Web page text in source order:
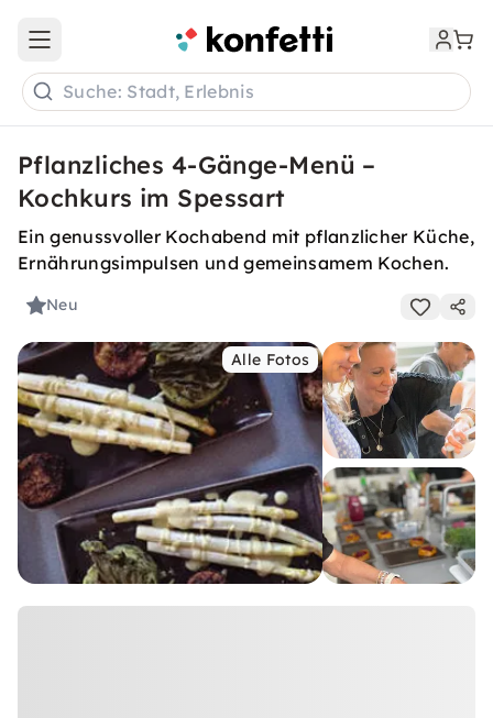
Open main menu
Suche: Stadt, Erlebnis
Pflanzliches 4-Gänge-Menü –
Kochkurs im Spessart
Ein genussvoller Kochabend mit pflanzlicher Küche,
Ernährungsimpulsen und gemeinsamem Kochen.
Neu
Alle Fotos